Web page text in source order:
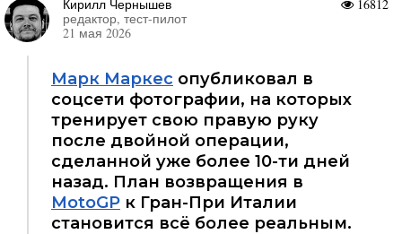
16812
Кирилл Чернышев
редактор, тест-пилот
21 мая 2026
Марк Маркес опубликовал в
соцсети фотографии, на которых
тренирует свою правую руку
после двойной операции,
сделанной уже более 10-ти дней
назад. План возвращения в
MotoGP к Гран-При Италии
становится всё более реальным.